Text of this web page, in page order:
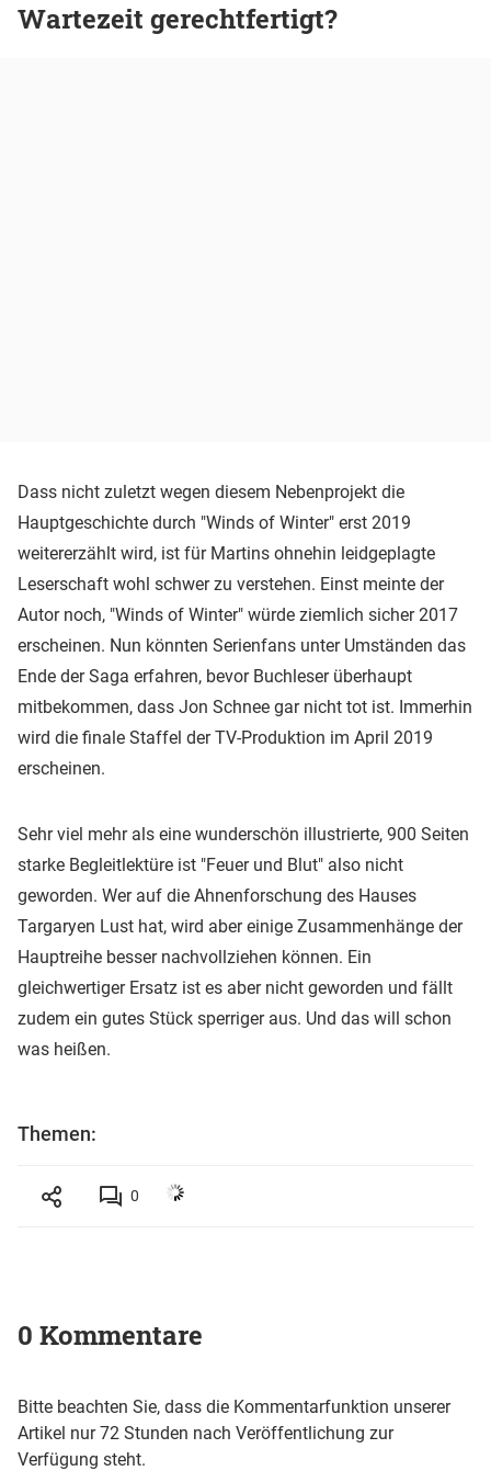
Wartezeit gerechtfertigt?
Dass nicht zuletzt wegen diesem Nebenprojekt die
Hauptgeschichte durch "Winds of Winter" erst 2019
weitererzählt wird, ist für Martins ohnehin leidgeplagte
Leserschaft wohl schwer zu verstehen. Einst meinte der
Autor noch, "Winds of Winter" würde ziemlich sicher 2017
erscheinen. Nun könnten Serienfans unter Umständen das
Ende der Saga erfahren, bevor Buchleser überhaupt
mitbekommen, dass Jon Schnee gar nicht tot ist. Immerhin
wird die finale Staffel der TV-Produktion im April 2019
erscheinen.
Sehr viel mehr als eine wunderschön illustrierte, 900 Seiten
starke Begleitlektüre ist "Feuer und Blut" also nicht
geworden. Wer auf die Ahnenforschung des Hauses
Targaryen Lust hat, wird aber einige Zusammenhänge der
Hauptreihe besser nachvollziehen können. Ein
gleichwertiger Ersatz ist es aber nicht geworden und fällt
zudem ein gutes Stück sperriger aus. Und das will schon
was heißen.
Themen:
0
0 Kommentare
Bitte beachten Sie, dass die Kommentarfunktion unserer
Artikel nur 72 Stunden nach Veröffentlichung zur
Verfügung steht.